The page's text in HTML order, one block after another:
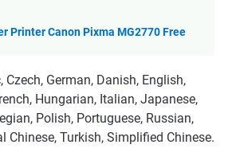
Printer Canon Pixma MG2770 Free
Czech, German, Danish, English,
Hungarian, Italian, Japanese,
Polish, Portuguese, Russian,
Chinese, Turkish, Simplified Chinese.